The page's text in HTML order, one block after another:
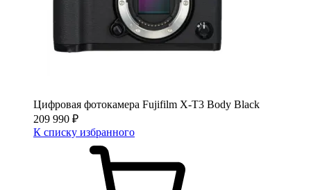
Цифровая фотокамера Fujifilm X-T3 Body Black
209 990 ₽
К списку избранного